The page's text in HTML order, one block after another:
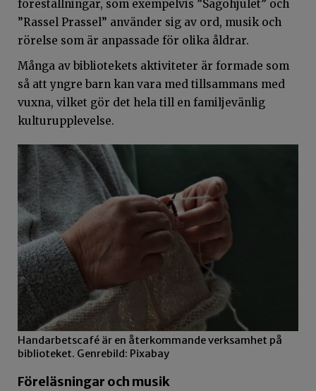
föreställningar, som exempelvis ”Sagohjulet” och
”Rassel Prassel” använder sig av ord, musik och
rörelse som är anpassade för olika åldrar.
Många av bibliotekets aktiviteter är formade som
så att yngre barn kan vara med tillsammans med
vuxna, vilket gör det hela till en familjevänlig
kulturupplevelse.
Handarbetscafé är en återkommande verksamhet på
biblioteket. Genrebild: Pixabay
Föreläsningar och musik